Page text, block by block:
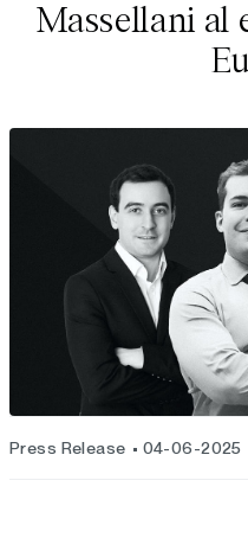
Massellani al
Press Release 04-06-2025